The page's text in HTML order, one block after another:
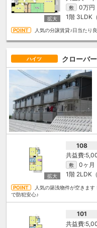
敷 0万円
1階 3LDK
人気の分譲賃貸♪日当たり
ハイツ クローバ
108
敷 0ヶ月
1階 2LDK
人気の築浅物件が空きま
で防犯安心♪
101